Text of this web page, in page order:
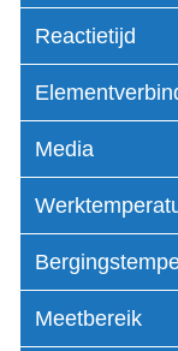
Reactietijd
Media
Meetbereik